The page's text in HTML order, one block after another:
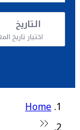
التاريخ
اختيار تاريخ
Home